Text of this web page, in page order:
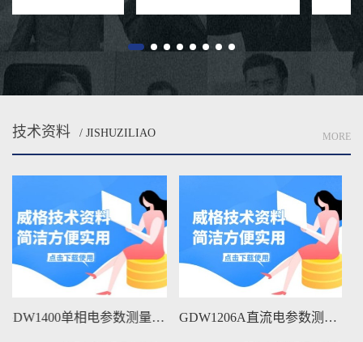
低...
技术资料 / JISHUZILIAO MORE
GDW1206A直流电参数测量仪维修手册下载 GDW401A变压器测量仪维修手册下载